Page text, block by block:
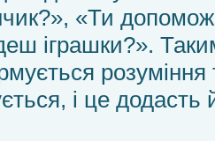
«Ти
іграшки?».
розуміння
і це додасть